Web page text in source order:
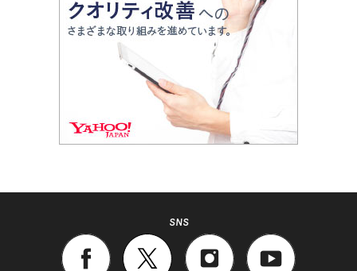
SNS